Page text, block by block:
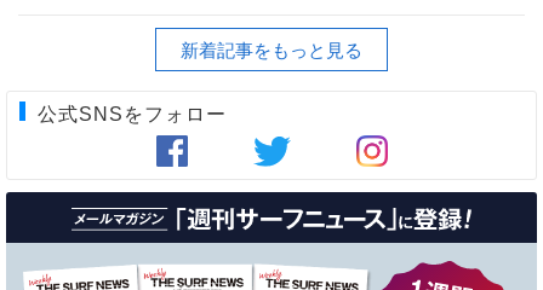
新着記事をもっと見る
公式SNSをフォロー